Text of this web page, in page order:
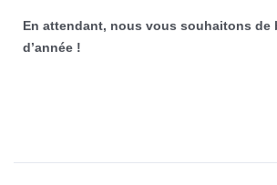
En attendant, nous vous souhaitons de
d’année !